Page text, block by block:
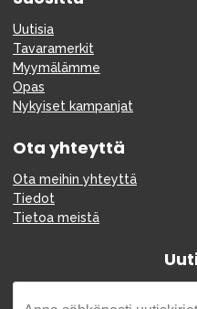
Uutisia
Tavaramerkit
Myymälämme
Opas
Nykyiset kampanjat
Ota yhteyttä
Ota meihin yhteyttä
Tiedot
Tietoa meistä
Aurinko ja uinti
Ota meihin